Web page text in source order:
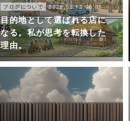
ブログについて 2026.05.12 06:01
目的地として選ばれる店に
なる。私が思考を転換した
理由。